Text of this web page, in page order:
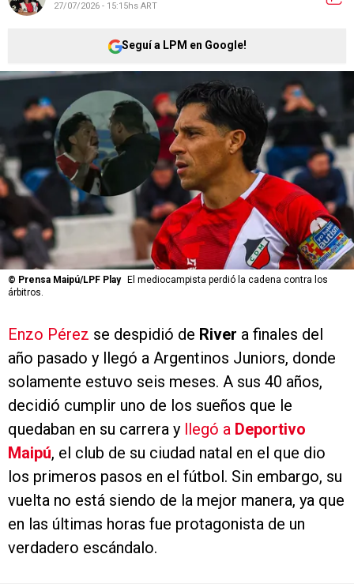
27/07/2026 - 15:15hs ART
Seguí a LPM en Google!
© Prensa Maipú/LPF Play
El mediocampista perdió la cadena contra los
árbitros.
Enzo Pérez se despidió de River a finales del
año pasado y llegó a Argentinos Juniors, donde
solamente estuvo seis meses. A sus 40 años,
decidió cumplir uno de los sueños que le
quedaban en su carrera y
llegó a Deportivo
Maipú, el club de su ciudad natal en el que dio
los primeros pasos en el fútbol. Sin embargo, su
vuelta no está siendo de la mejor manera, ya que
en las últimas horas fue protagonista de un
verdadero escándalo.